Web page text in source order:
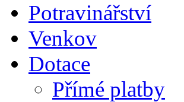
Potravinářství
Venkov
Dotace
Přímé platby